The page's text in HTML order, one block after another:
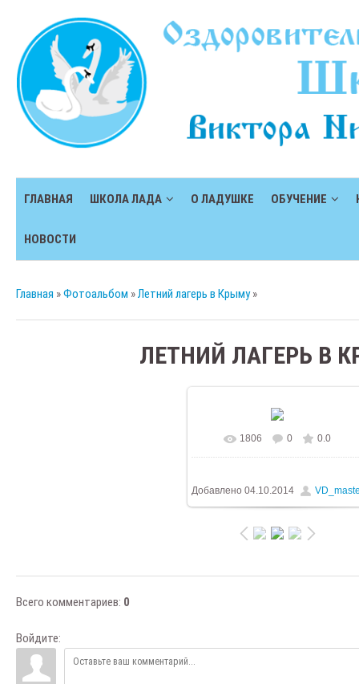
ГЛАВНАЯ ШКОЛА ЛАДА О ЛАДУШКЕ ОБУЧЕНИЕ
НОВОСТИ
Главная »Фотоальбом »Летний лагерь в Крыму»
ЛЕТНИЙ ЛАГЕРЬ В
В реальном размере
1806 0 0.0
Добавлено 04.10.2014
Всего комментариев: 0
Войдите: